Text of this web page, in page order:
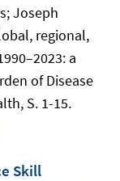
Joseph
regional,
a
of Disease
S. 1-15.
Skill